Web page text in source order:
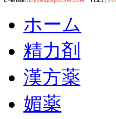
ホーム
精力剤
漢方薬
媚薬